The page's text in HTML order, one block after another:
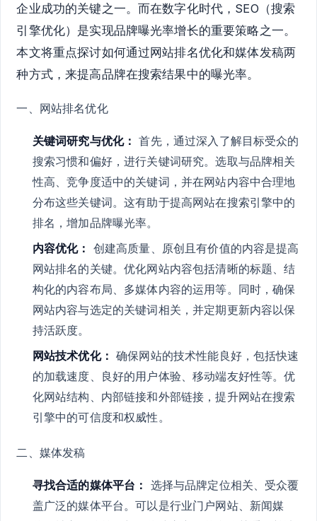
企业成功的关键之一。而在数字化时代，SEO（搜索
引擎优化）是实现品牌曝光率增长的重要策略之一。
本文将重点探讨如何通过网站排名优化和媒体发稿两
种方式，来提高品牌在搜索结果中的曝光率。
一、网站排名优化
关键词研究与优化： 首先，通过深入了解目标受众的
搜索习惯和偏好，进行关键词研究。选取与品牌相关
性高、竞争度适中的关键词，并在网站内容中合理地
分布这些关键词。这有助于提高网站在搜索引擎中的
排名，增加品牌曝光率。
内容优化： 创建高质量、原创且有价值的内容是提高
网站排名的关键。优化网站内容包括清晰的标题、结
构化的内容布局、多媒体内容的运用等。同时，确保
网站内容与选定的关键词相关，并定期更新内容以保
持活跃度。
网站技术优化： 确保网站的技术性能良好，包括快速
的加载速度、良好的用户体验、移动端友好性等。优
化网站结构、内部链接和外部链接，提升网站在搜索
引擎中的可信度和权威性。
二、媒体发稿
寻找合适的媒体平台： 选择与品牌定位相关、受众覆
盖广泛的媒体平台。可以是行业门户网站、新闻媒